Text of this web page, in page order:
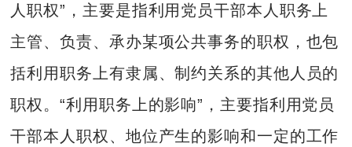
人职权”，主要是指利用党员干部本人职务上
主管、负责、承办某项公共事务的职权，也包
括利用职务上有隶属、制约关系的其他人员的
职权。“利用职务上的影响”，主要指利用党员
干部本人职权、地位产生的影响和一定的工作